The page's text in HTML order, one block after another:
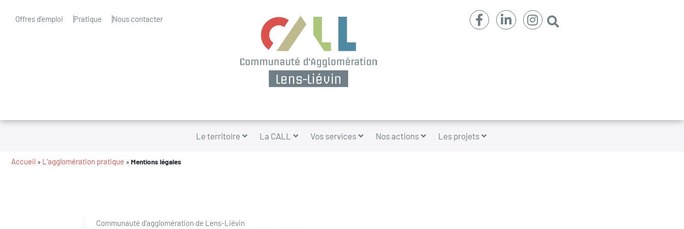
Offres d’emploi Pratique Nous contacter
Le territoire La CALL Vos services Nos actions Les projets
Accueil » L’agglomération pratique » Mentions légales
Communauté d'agglomération de Lens-Liévin